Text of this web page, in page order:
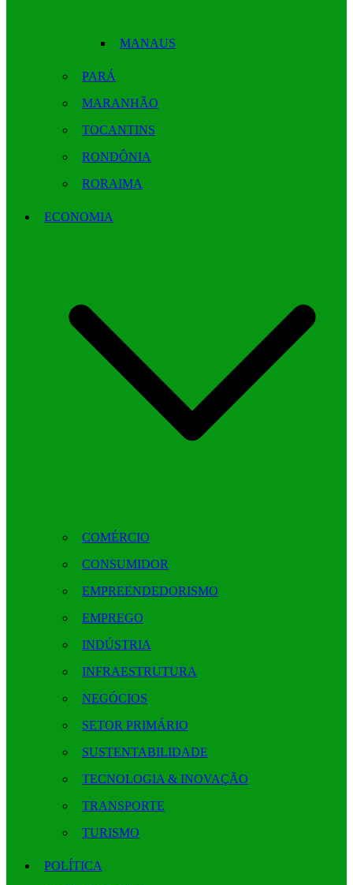
MANAUS
PARÁ
MARANHÃO
TOCANTINS
RONDÔNIA
RORAIMA
ECONOMIA
COMÉRCIO
CONSUMIDOR
EMPREENDEDORISMO
EMPREGO
INDÚSTRIA
INFRAESTRUTURA
NEGÓCIOS
SETOR PRIMÁRIO
SUSTENTABILIDADE
TECNOLOGIA & INOVAÇÃO
TRANSPORTE
TURISMO
POLÍTICA